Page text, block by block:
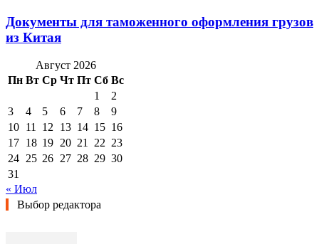
Документы для таможенного оформления грузов
из Китая
Август 2026
Пн Вт Ср Чт Пт Сб Вс
1
2
3
4 5 6 7 8
9
10 11 12 13 14 15 16
17 18 19 20 21 22 23
24 25 26 27 28 29 30
31
« Июл
Выбор редактора